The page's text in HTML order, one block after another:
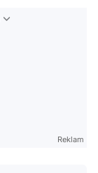
Reklam